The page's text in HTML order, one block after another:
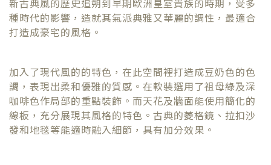
新古典風的歷史追朔到早期歐洲皇室貴族的時期，受多
種時代的影響，造就其氣派典雅又華麗的調性，最適合
打造成豪宅的風格。
加入了現代風的的特色，在此空間裡打造成豆奶色的色
調，表現出柔和優雅的質感。在軟裝選用了祖母綠及深
咖啡色作局部的重點裝飾。而天花及牆面能使用簡化的
線板，充分展現其風格的特色。古典的菱格鏡、拉扣沙
發和地毯等能適時融入細節，具有加分效果。